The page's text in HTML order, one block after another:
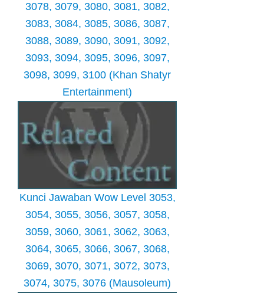
3078, 3079, 3080, 3081, 3082,
3083, 3084, 3085, 3086, 3087,
3088, 3089, 3090, 3091, 3092,
3093, 3094, 3095, 3096, 3097,
3098, 3099, 3100 (Khan Shatyr
Entertainment)
Kunci Jawaban Wow Level 3053,
3054, 3055, 3056, 3057, 3058,
3059, 3060, 3061, 3062, 3063,
3064, 3065, 3066, 3067, 3068,
3069, 3070, 3071, 3072, 3073,
3074, 3075, 3076 (Mausoleum)